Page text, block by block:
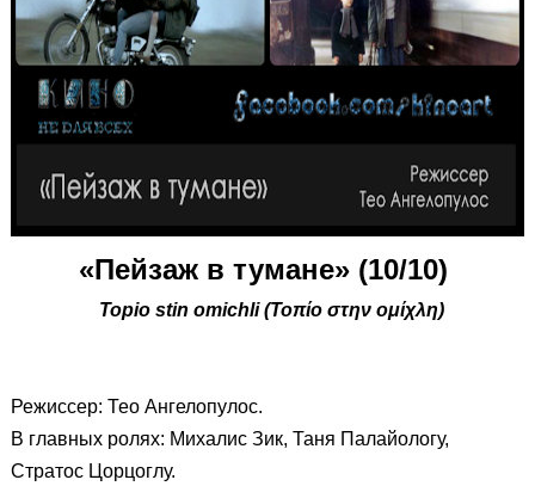
«Пейзаж в тумане» (10/10)
Topio stin omichli (Τοπίο στην ομίχλη)
Режиссер: Тео Ангелопулос.
В главных ролях: Михалис Зик, Таня Палайологу,
Стратос Цорцоглу.